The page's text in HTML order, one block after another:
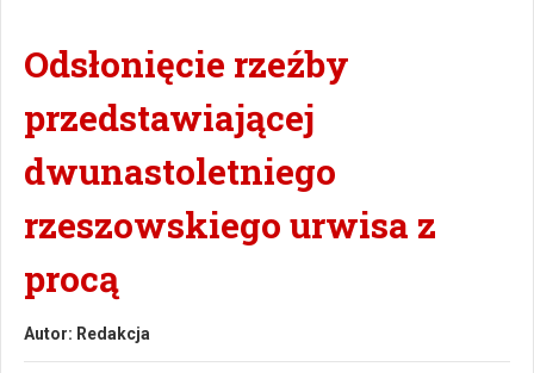
Odsłonięcie rzeźby
przedstawiającej
dwunastoletniego
rzeszowskiego urwisa z
procą
Autor: Redakcja